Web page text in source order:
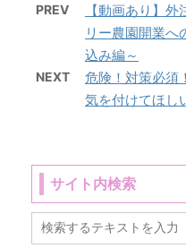
として貢献できるか
なと思います！ レシ
ートがたくさんある
からまとめるのが大
変… 頑張りましょ
原産地は？ ピートモ
スの原産地は、日本
の北海道、カナダ、
ロシア、北欧です。
特にカナダ産のピー
す。 ピートモスって
何使うの？ 畑やプラ
ンターの用土として
用います。 また、土
ブルーベリーファー
ムおおたの運営者の
茂木です。 ブルーベ
リーファームおおた
を運営する上で必要
た。 連絡先や地図な
どを表示しておいた
ので詳細の確認や現
地を訪問してくださ
PREV
【動画あり】
リー農園開業
込み編～
NEXT
危険！対策必須
気を付けてほし
サイト内検索